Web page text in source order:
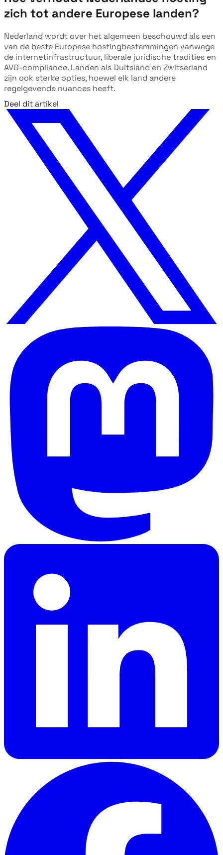
zich tot andere Europese landen?
Nederland wordt over het algemeen beschouwd als een
van de beste Europese hostingbestemmingen vanwege
de internetinfrastructuur, liberale juridische tradities en
AVG-compliance. Landen als Duitsland en Zwitserland
zijn ook sterke opties, hoewel elk land andere
regelgevende nuances heeft.
Deel dit artikel